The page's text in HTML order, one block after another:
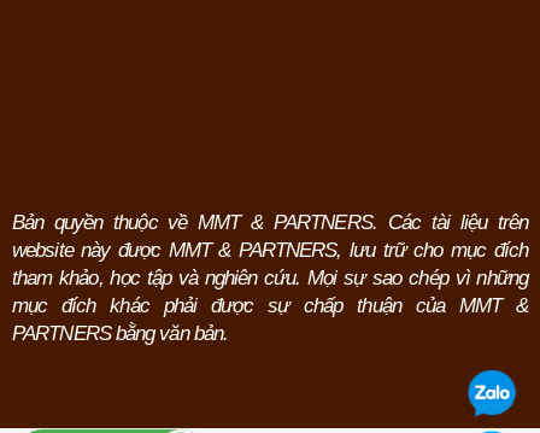
Bản quyền thuộc về MMT & PARTNERS. Các tài liệu trên
website này được MMT & PARTNERS, lưu trữ cho mục đích
tham khảo, học tập và nghiên cứu.Mọi sự sao chép vì những
mục đích khác phải được sự chấp thuận của MMT &
PARTNERS bằng văn bản.